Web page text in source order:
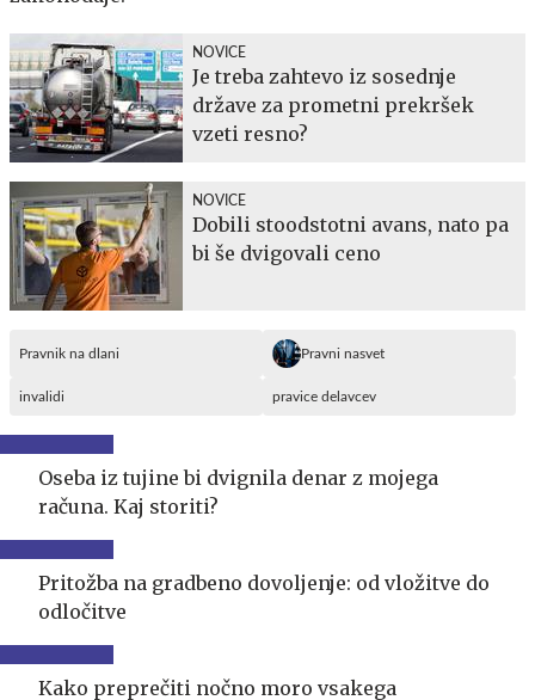
NOVICE
Je treba zahtevo iz sosednje
države za prometni prekršek
vzeti resno?
NOVICE
Dobili stoodstotni avans, nato pa
bi še dvigovali ceno
Pravnik na dlani Pravni nasvet
invalidi pravice delavcev
Oseba iz tujine bi dvignila denar z mojega
računa. Kaj storiti?
Pritožba na gradbeno dovoljenje: od vložitve do
odločitve
Kako preprečiti nočno moro vsakega